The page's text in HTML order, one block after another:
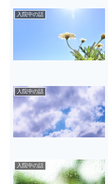
入院中の話
入院中の話
入院中の話